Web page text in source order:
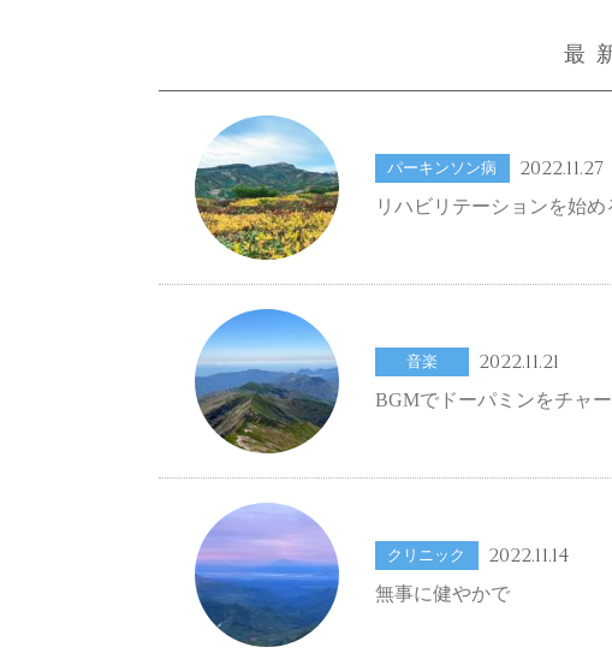
最
パーキンソン病 2022.11.27
リハビリテーションを始
音楽 2022.11.21
BGMでドーパミンをチャ
クリニック 2022.11.14
無事に健やかで